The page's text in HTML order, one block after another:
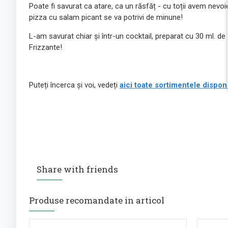
Poate fi savurat ca atare, ca un răsfăț - cu toții avem
pizza cu salam picant se va potrivi de minune!
L-am savurat chiar și într-un cocktail, preparat cu 30 ml.
Frizzante!
Puteți încerca și voi, vedeți aici toate sortimentele
Share with friends
Produse recomandate in articol